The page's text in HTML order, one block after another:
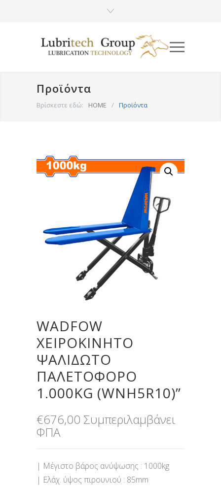
Προϊόντα
Βρίσκεστε εδώ: HOME / Προϊόντα
WADFOW
ΧΕΙΡΟΚΙΝΗΤΟ
ΨΑΛΙΔΩΤΟ
ΠΑΛΕΤΟΦΟΡΟ
1.000KG (WNH5R10)”
€676,00 Συμπεριλαμβάνει
ΦΠΑ
| Μέγιστο βάρος ανύψωσης : 1000kg
| Ελάχ. ύψος πιρουνιού : 85mm